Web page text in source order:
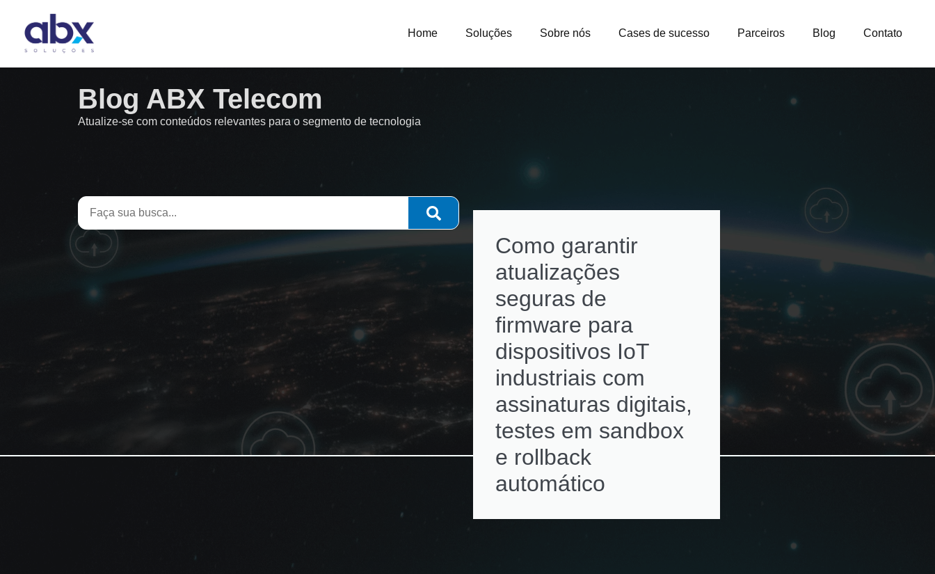
Home Soluções Sobre nós Cases de sucesso Parceiros Blog Contato
Blog ABX Telecom
Atualize-se com conteúdos relevantes para o segmento de tecnologia
Como garantir
atualizações
seguras de
firmware para
dispositivos IoT
industriais com
assinaturas digitais,
testes em sandbox
e rollback
automático
Como otimizar
custos na gestão
licenças e
subscriptions de
ativos de rede
alertas de
renovação
automatizados
ambientes